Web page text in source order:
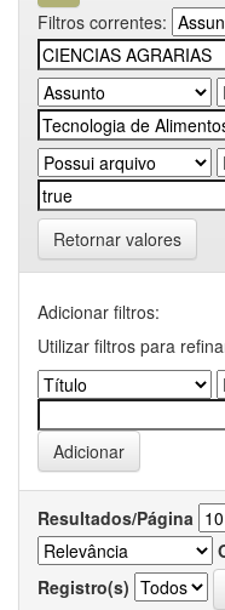
Filtros correntes:
Retornar valores
Adicionar filtros:
Utilizar filtros para
Resultados/Página
Registro(s)